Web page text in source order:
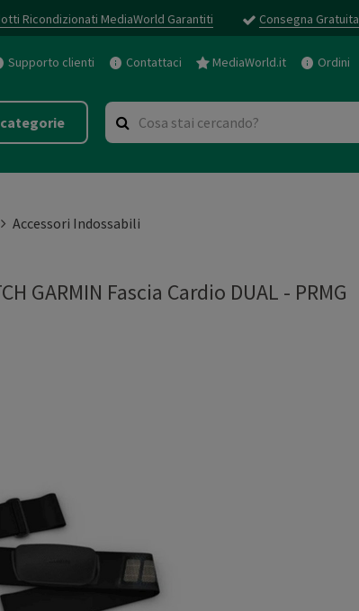
Ricondizionati MediaWorld Garantiti Consegna Gratuita
Supporto clienti Contattaci MediaWorld.it Ordini
Accessori Indossabili
GARMIN Fascia Cardio DUAL - PRMG